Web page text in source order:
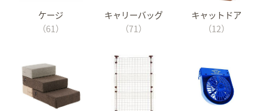
ケージ
（61）
キャリーバッグ
（71）
キャットドア
（12）